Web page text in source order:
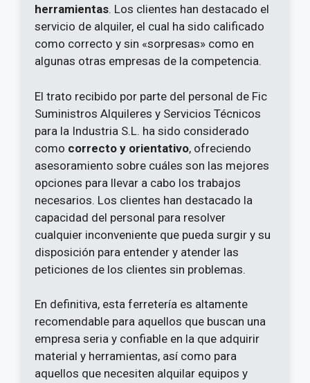
herramientas. Los clientes han destacado el
servicio de alquiler, el cual ha sido calificado
como correcto y sin «sorpresas» como en
algunas otras empresas de la competencia.
El trato recibido por parte del personal de Fic
Suministros Alquileres y Servicios Técnicos
para la Industria S.L. ha sido considerado
como correcto y orientativo, ofreciendo
asesoramiento sobre cuáles son las mejores
opciones para llevar a cabo los trabajos
necesarios. Los clientes han destacado la
capacidad del personal para resolver
cualquier inconveniente que pueda surgir y su
disposición para entender y atender las
peticiones de los clientes sin problemas.
En definitiva, esta ferretería es altamente
recomendable para aquellos que buscan una
empresa seria y confiable en la que adquirir
material y herramientas, así como para
aquellos que necesiten alquilar equipos y